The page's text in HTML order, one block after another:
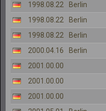
1998.08.22
Berlin
1998.08.22
Berlin
1998.08.22
Berlin
2000.04.16
Berlin
2001.00.00
2001.00.00
2001.00.00